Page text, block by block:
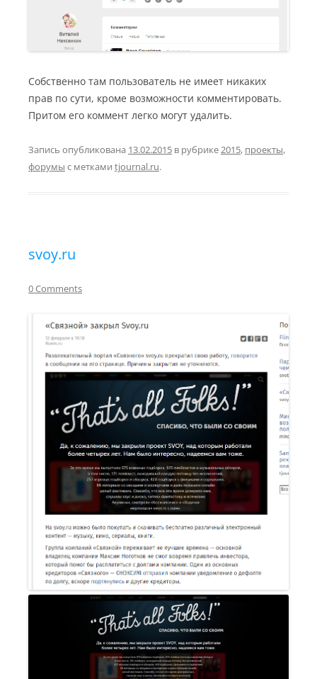
Собственно там пользователь не имеет никаких
прав по сути, кроме возможности комментировать.
Притом его коммент легко могут удалить.
Запись опубликована 13.02.2015 в рубрике2015, проекты,
форумы с метками tjournal.ru.
svoy.ru
0 Comments